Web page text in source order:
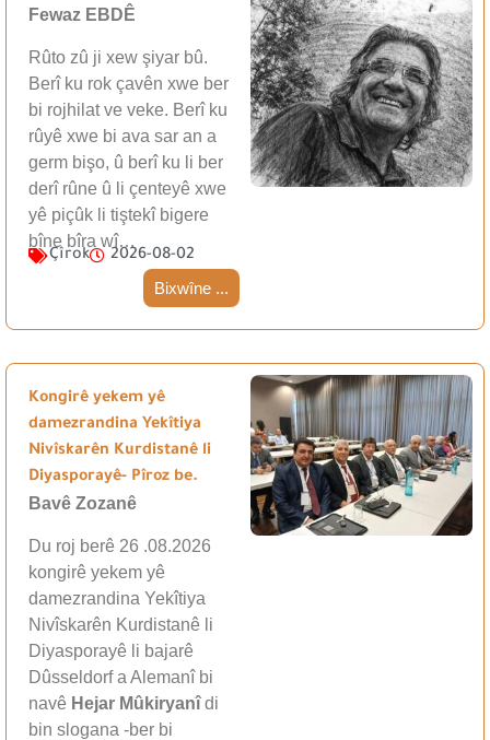
Fewaz EBDÊ
Rûto zû ji xew şiyar bû.
Berî ku rok çavên xwe ber
bi rojhilat ve veke. Berî ku
rûyê xwe bi ava sar an a
germ bişo, û berî ku li ber
derî rûne û li çenteyê xwe
yê piçûk li tiştekî bigere
bîne bîra wî…
Çîrok 2026-08-02
Bixwîne ...
Kongirê yekem yê
damezrandina Yekîtiya
Nivîskarên Kurdistanê li
Diyasporayê- Pîroz be.
Bavê Zozanê
Du roj berê 26 .08.2026
kongirê yekem yê
damezrandina Yekîtiya
Nivîskarên Kurdistanê li
Diyasporayê li bajarê
Dûsseldorf a Alemanî bi
navê Hejar Mûkiryanîdi
bin slogana -ber bi